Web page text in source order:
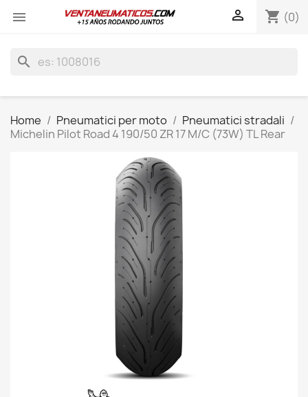
 shopping_cart (0)

search
Home Pneumatici per moto
Pneumatici stradali
Michelin Pilot Road 4 190/50 ZR 17 M/C (73W) TL Rear